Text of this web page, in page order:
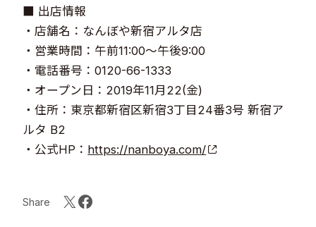
■ 出店情報
・店舗名：なんぼや新宿アルタ店
・営業時間：午前11:00～午後9:00
・電話番号：0120-66-1333
・オープン日：2019年11月22(金)
・住所：東京都新宿区新宿3丁目24番3号 新宿ア
ルタ B2
・公式HP： https://nanboya.com/
Share